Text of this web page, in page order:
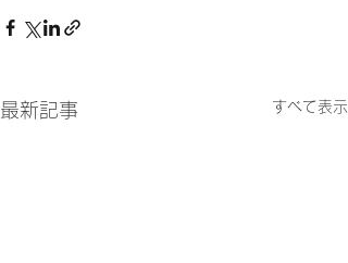
最新記事 すべて表示